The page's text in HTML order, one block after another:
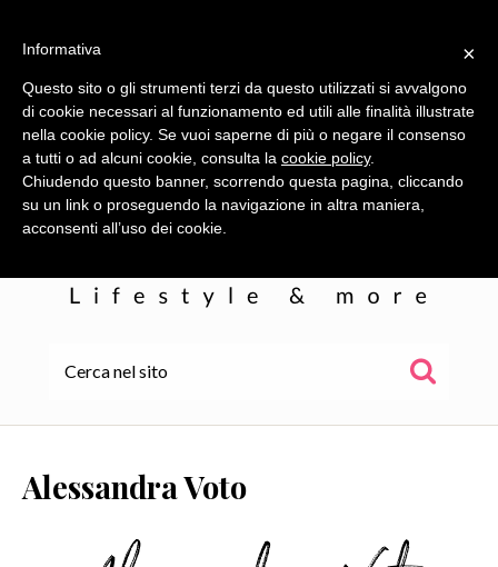
WOR(L)DS
SERVIZI
Alessandra Voto
×
Informativa
Questo sito o gli strumenti terzi da questo utilizzati si avvalgono
di cookie necessari al funzionamento ed utili alle finalità illustrate
nella cookie policy. Se vuoi saperne di più o negare il consenso
a tutti o ad alcuni cookie, consulta la cookie policy.
Chiudendo questo banner, scorrendo questa pagina, cliccando
su un link o proseguendo la navigazione in altra maniera,
acconsenti all’uso dei cookie.